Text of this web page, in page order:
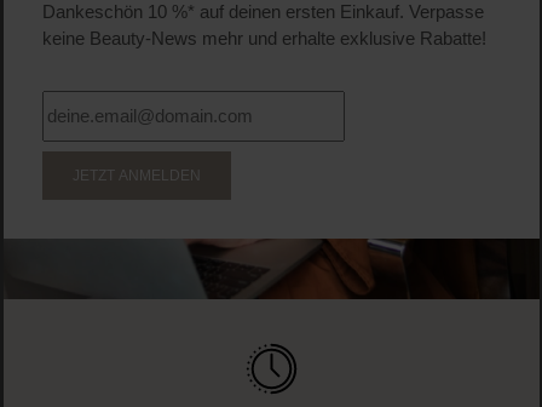
Dankeschön 10 %* auf deinen ersten Einkauf. Verpasse
keine Beauty-News mehr und erhalte exklusive Rabatte!
JETZT ANMELDEN